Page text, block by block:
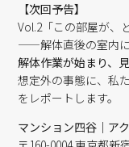
【次回予告】
Vol.2「この部屋が、
——解体直後の室内に
解体作業が始まり、
想定外の事態に、私
をレポートします。
マンション四谷｜ア